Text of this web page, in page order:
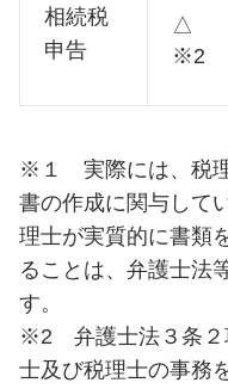
相続税
申告
△
※2
※１ 実際には、税
書の作成に関与して
理士が実質的に書類
ることは、弁護士法
す。
※2 弁護士法３条２
士及び税理士の事務